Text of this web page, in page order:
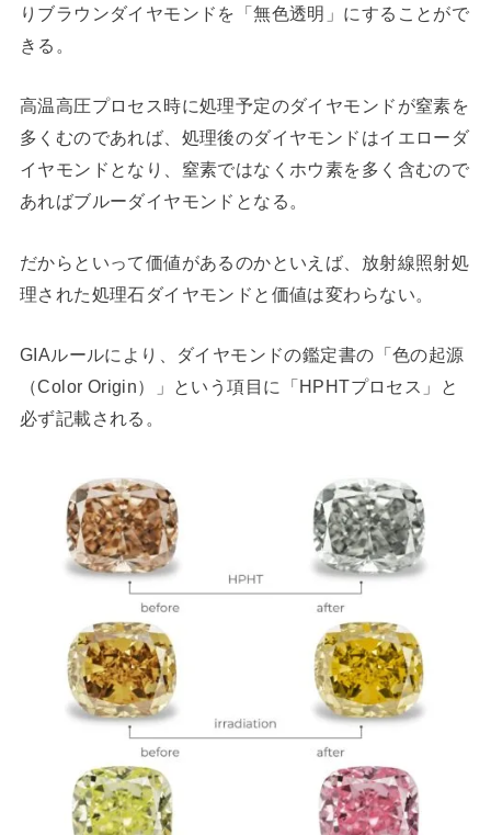
りブラウンダイヤモンドを「無色透明」にすることがで
きる。
高温高圧プロセス時に処理予定のダイヤモンドが窒素を
多くむのであれば、処理後のダイヤモンドはイエローダ
イヤモンドとなり、窒素ではなくホウ素を多く含むので
あればブルーダイヤモンドとなる。
だからといって価値があるのかといえば、放射線照射処
理された処理石ダイヤモンドと価値は変わらない。
GIAルールにより、ダイヤモンドの鑑定書の「色の起源
（Color Origin）」という項目に「HPHTプロセス」と
必ず記載される。